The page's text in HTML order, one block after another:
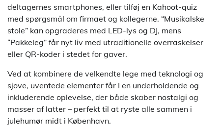
deltagernes smartphones, eller tilføj en Kahoot-quiz
med spørgsmål om firmaet og kollegerne. “Musikalske
stole” kan opgraderes med LED-lys og DJ, mens
“Pakkeleg” får nyt liv med utraditionelle overraskelser
eller QR-koder i stedet for gaver.
Ved at kombinere de velkendte lege med teknologi og
sjove, uventede elementer får I en underholdende og
inkluderende oplevelse, der både skaber nostalgi og
masser af latter – perfekt til at ryste alle sammen i
julehumør midt i København.